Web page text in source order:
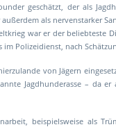
geschätzt, der als
als nervenstarker
war er der
Polizeidienst, nach
von Jägern
Jagdhunderasse –
beispielsweise als